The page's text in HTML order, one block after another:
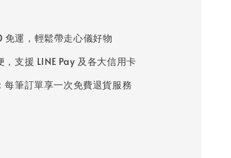
運，輕鬆帶走心儀好物
，支援 LINE Pay 及各大信用卡
每筆訂單享一次免費退貨服務